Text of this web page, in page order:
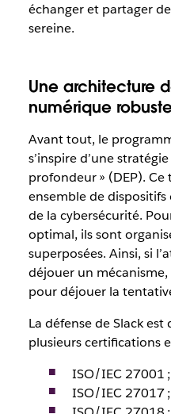
échanger et partager
sereine.
Une architecture
numérique
Avant tout, le
s’inspire d’une
profondeur » (DEP).
ensemble de
de la cybersécurité.
optimal, ils sont
superposées. Ainsi, si
déjouer un
pour déjouer la
La défense de Slack
plusieurs certifications
ISO/IEC 27001 ;
ISO/IEC 27017 ;